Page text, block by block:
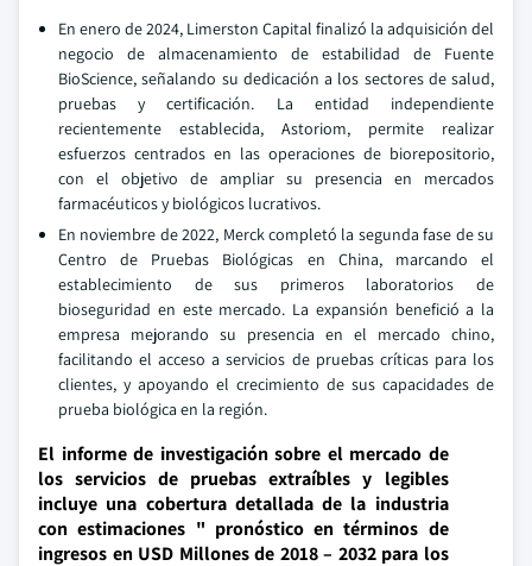
En enero de 2024, Limerston Capital finalizó la adquisición del
negocio de almacenamiento de estabilidad de Fuente
BioScience, señalando su dedicación a los sectores de salud,
pruebas y certificación. La entidad independiente
recientemente establecida, Astoriom, permite realizar
esfuerzos centrados en las operaciones de biorepositorio,
con el objetivo de ampliar su presencia en mercados
farmacéuticos y biológicos lucrativos.
En noviembre de 2022, Merck completó la segunda fase de su
Centro de Pruebas Biológicas en China, marcando el
establecimiento de sus primeros laboratorios de
bioseguridad en este mercado. La expansión benefició a la
empresa mejorando su presencia en el mercado chino,
facilitando el acceso a servicios de pruebas críticas para los
clientes, y apoyando el crecimiento de sus capacidades de
prueba biológica en la región.
El informe de investigación sobre el mercado de
los servicios de pruebas extraíbles y legibles
incluye una cobertura detallada de la industria
con estimaciones " pronóstico en términos de
ingresos en USD Millones de 2018 – 2032 para los